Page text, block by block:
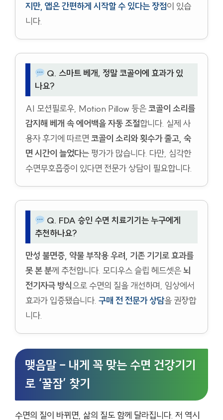
지만, 앱은 간편하게 시작할 수 있다는 장점이 있습
니다.
Q. 스마트 베개, 정말 코골이에 효과가 있
나요?
AI 모션필로우, Motion Pillow 등은코골이 소리를
감지해 베개 속 에어백을 자동 조절합니다. 실제 사
용자 후기에 따르면 코골이 소리와 횟수가 줄고, 숙
면 시간이 늘었다는 평가가 많습니다. 다만, 심각한
수면무호흡증이 있다면 전문가 상담이 필요합니다.
Q. FDA 승인 수면 치료기기는 누구에게
추천하나요?
만성 불면증, 약물 부작용 우려, 기존 기기로 효과를
못 본 분께 추천합니다. 모디우스 슬립 헤드셋은뇌
전기자극 방식으로 수면의 질을 개선하며, 임상에서
효과가 입증됐습니다. 구매 전 전문가 상담을 권장합
니다.
맺음말 – 내게 꼭 맞는 수면 건강기기
로 ‘꿀잠’ 찾기
수면의 질이 바뀌면, 삶의 질도 함께 달라집니다. 저 역시